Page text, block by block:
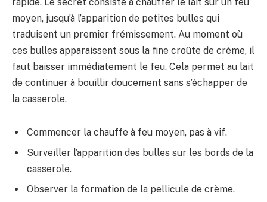
rapide. Le secret consiste à chauffer le lait sur un feu
moyen, jusqu’à l’apparition de petites bulles qui
traduisent un premier frémissement. Au moment où
ces bulles apparaissent sous la fine croûte de crème, il
faut baisser immédiatement le feu. Cela permet au lait
de continuer à bouillir doucement sans s’échapper de
la casserole.
Commencer la chauffe à feu moyen, pas à vif.
Surveiller l’apparition des bulles sur les bords de la
casserole.
Observer la formation de la pellicule de crème.